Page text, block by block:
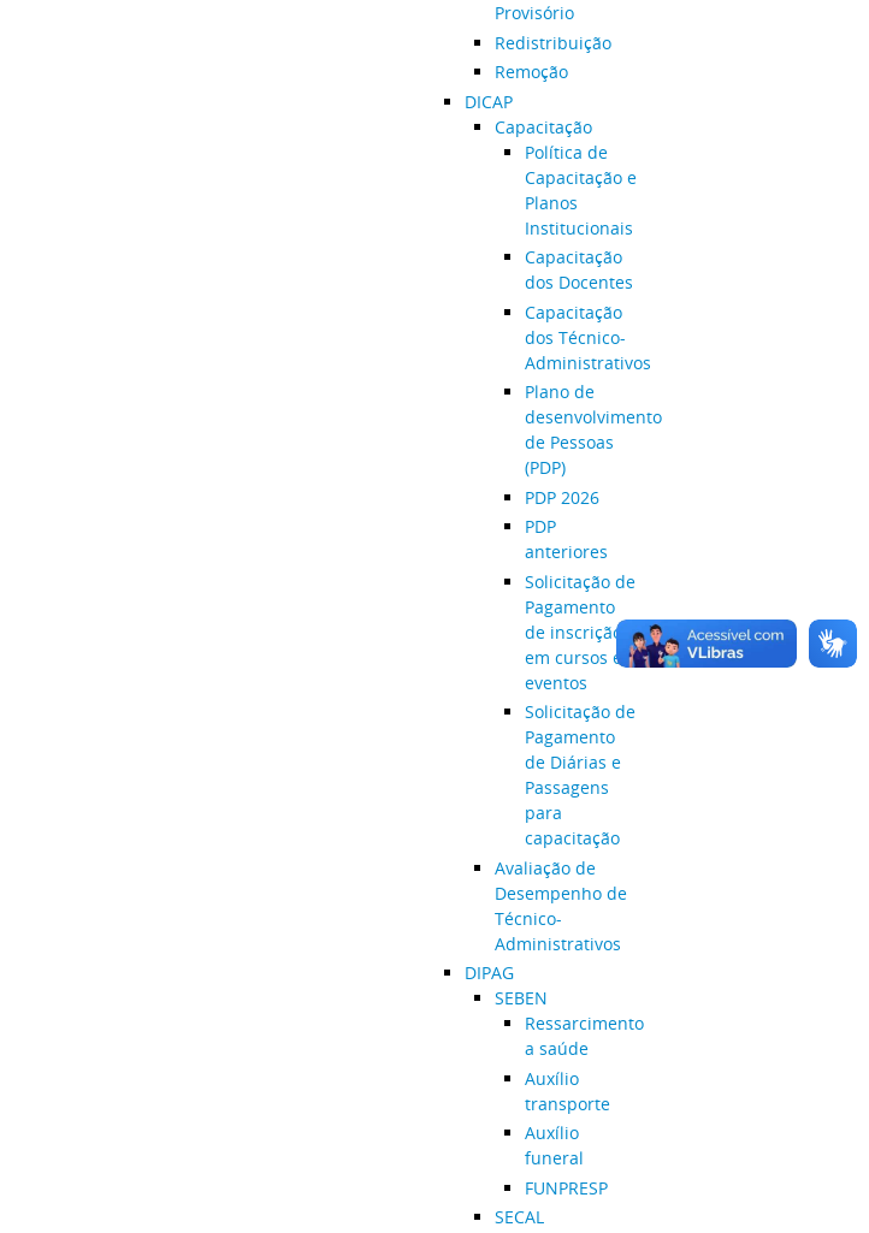
Provisório
Redistribuição
Remoção
DICAP
Capacitação
Política de
Capacitação e
Planos
Institucionais
Capacitação
dos Docentes
Capacitação
dos Técnico-
Administrativos
Plano de
desenvolvimento
de Pessoas
(PDP)
PDP 2026
PDP
anteriores
Solicitação de
Pagamento
de inscrição
em cursos e
eventos
Solicitação de
Pagamento
de Diárias e
Passagens
para
capacitação
Avaliação de
Desempenho de
Técnico-
Administrativos
DIPAG
SEBEN
Ressarcimento
a saúde
Auxílio
transporte
Auxílio
funeral
FUNPRESP
SECAL